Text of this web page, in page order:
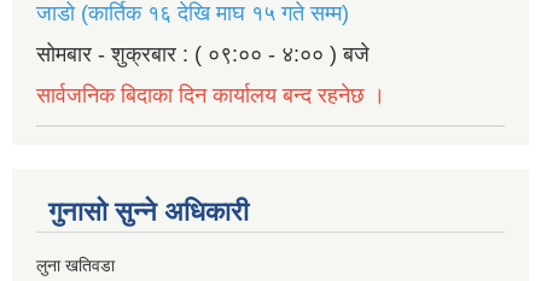
जाडो (कार्तिक १६ देखि माघ १५ गते सम्म)
सोमबार - शुक्रबार : ( ०९:०० - ४:०० ) बजे
सार्वजनिक बिदाका दिन कार्यालय बन्द रहनेछ ।
गुनासो सुन्ने अधिकारी
लुना खतिवडा